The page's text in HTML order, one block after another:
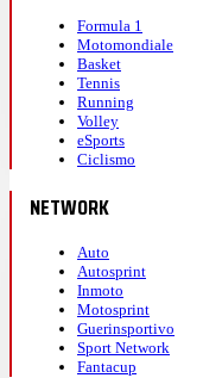
Formula 1
Motomondiale
Basket
Tennis
Running
Volley
eSports
Ciclismo
NETWORK
Auto
Autosprint
Inmoto
Motosprint
Guerinsportivo
Sport Network
Fantacup